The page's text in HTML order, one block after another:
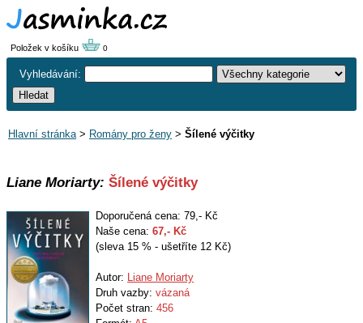
Položek v košíku 0
Vyhledávání:
Hlavní stránka> Romány pro ženy > Šílené výčitky
Liane Moriarty: Šílené výčitky
Doporučená cena: 79,- Kč
Naše cena: 67,- Kč
(sleva 15 % - ušetříte 12 Kč)
Autor: Liane Moriarty
Druh vazby: vázaná
Počet stran: 456